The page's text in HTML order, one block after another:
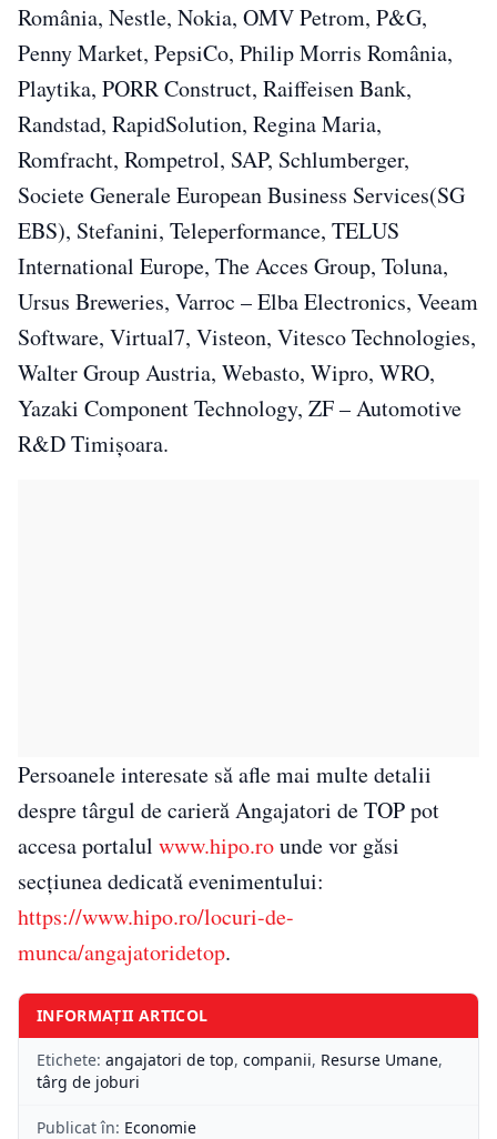
România, Nestle, Nokia, OMV Petrom, P&G,
Penny Market, PepsiCo, Philip Morris România,
Playtika, PORR Construct, Raiffeisen Bank,
Randstad, RapidSolution, Regina Maria,
Romfracht, Rompetrol, SAP, Schlumberger,
Societe Generale European Business Services(SG
EBS), Stefanini, Teleperformance, TELUS
International Europe, The Acces Group, Toluna,
Ursus Breweries, Varroc – Elba Electronics, Veeam
Software, Virtual7, Visteon, Vitesco Technologies,
Walter Group Austria, Webasto, Wipro, WRO,
Yazaki Component Technology, ZF – Automotive
R&D Timișoara.
Persoanele interesate să afle mai multe detalii
despre târgul de carieră Angajatori de TOP pot
accesa portalul www.hipo.rounde vor găsi
secțiunea dedicată evenimentului:
https://www.hipo.ro/locuri-de-
munca/angajatoridetop.
INFORMAȚII ARTICOL
Etichete: angajatori de top, companii, Resurse Umane,
târg de joburi
Publicat în: Economie